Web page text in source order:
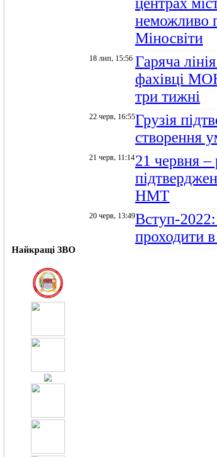
неможливо
Міносвіти
18 лип, 15:56 Гаряча
фахівці
три тижні
22 черв, 16:55Грузія
створення
21 черв, 11:1421 червня –
НМТ
20 черв, 13:49Вступ-
проходити в
Найкращі ЗВО